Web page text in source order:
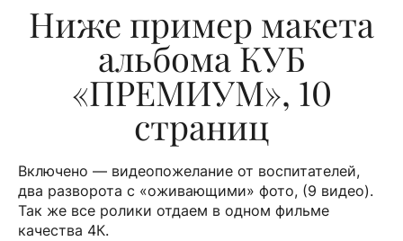
Ниже пример макета
альбома КУБ
«ПРЕМИУМ», 10
страниц
Включено — видеопожелание от воспитателей,
два разворота с «оживающими» фото, (9 видео).
Так же все ролики отдаем в одном фильме
качества 4К.